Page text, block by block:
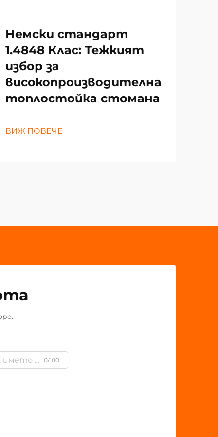
Немски стандарт
1.4848 Клас: Тежкият
избор за
високопроизводителна
топлостойка стомана
ВИЖ ПОВЕЧЕ
0/100